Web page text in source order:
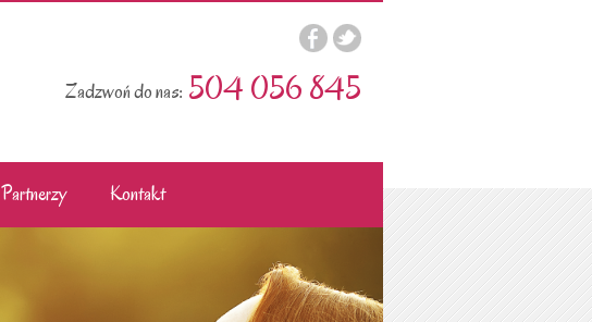
504 056 845
Zadzwoń do nas:
Partnerzy Kontakt